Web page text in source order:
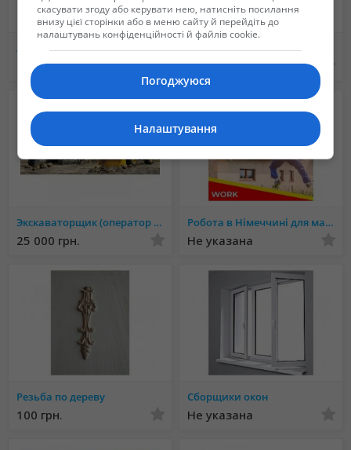
АСФАЛЬТИРОВАНИЕ! укладка горячего асфальта, ВТОРИЧНОГО( СТРУЖКА)ТРОТУАРНАЯ ПЛИТКА
210 грн. Не указана
Экскаваторщик (оператор екскаватора)
25 000 грн.
Робота в Німеччині для майстрів будівельників
Не указана
Резьба по дереву
100 грн.
Сборщики окон
Не указана
скасувати згоду або керувати нею, натисніть посилання
внизу цієї сторінки або в меню сайту й перейдіть до
налаштувань конфіденційності й файлів cookie.
Погоджуюся
Налаштування